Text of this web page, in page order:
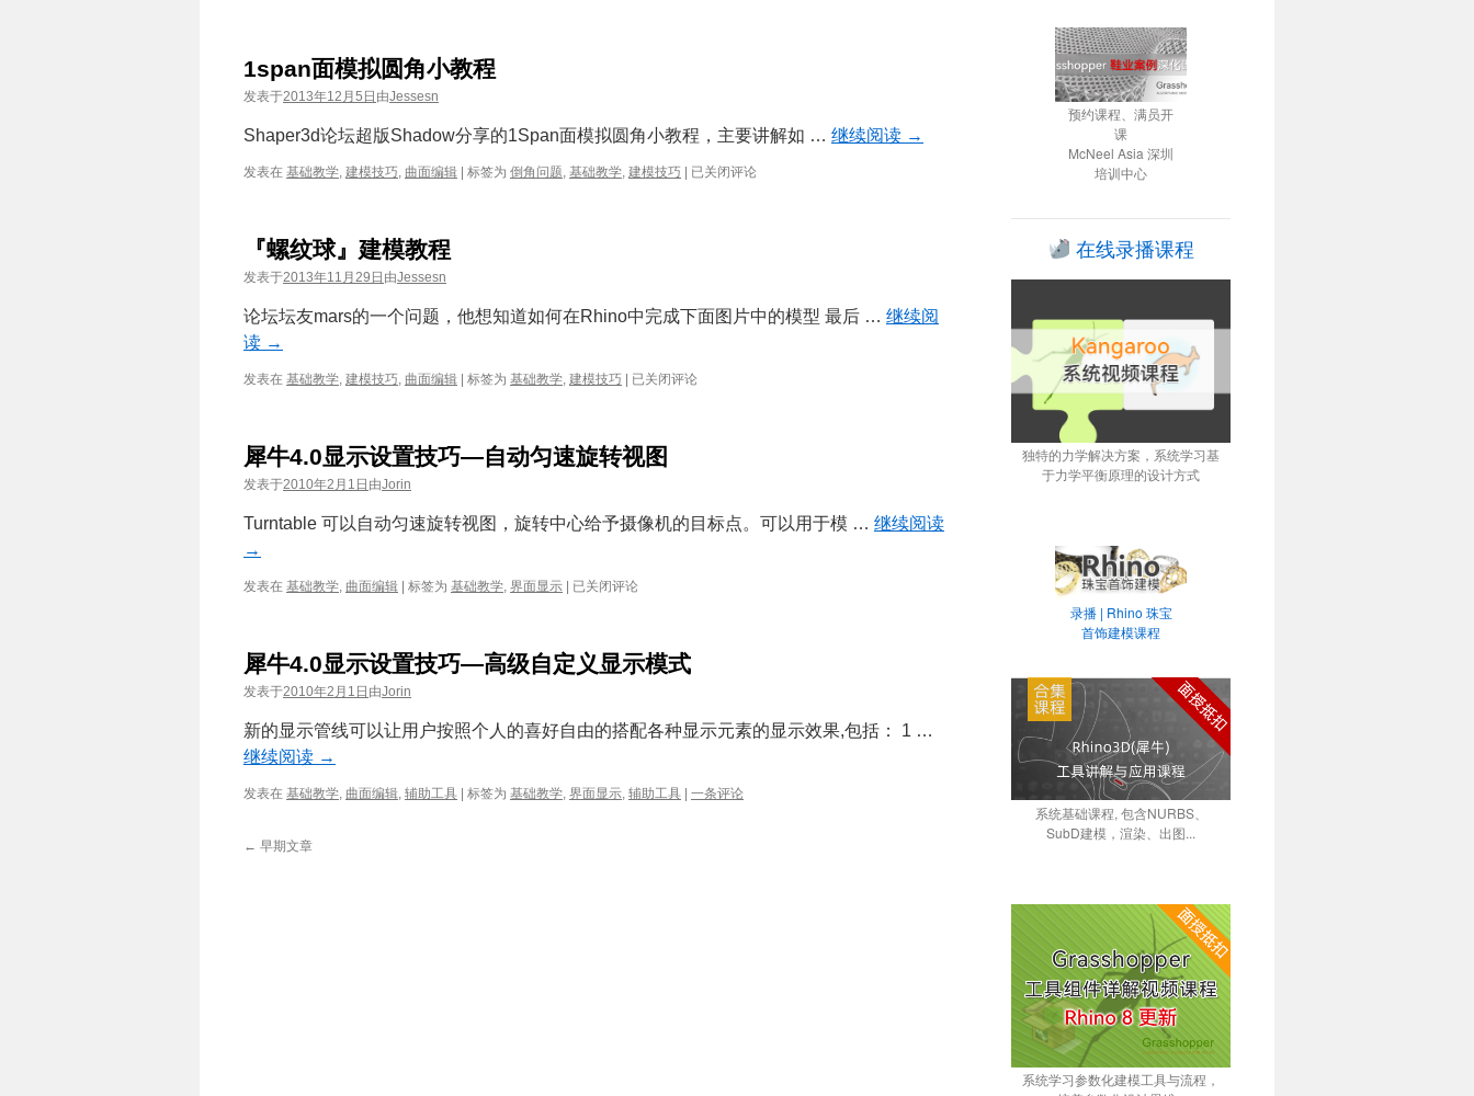
1span面模拟圆角小教程
发表于2013年12月5日 由Jessesn
Shaper3d论坛超版Shadow分享的1Span面模拟圆角小教程，主要讲解如 … 继续阅读 →
发表在 基础教学, 建模技巧, 曲面编辑 标签为 倒角问题, 基础教学, 建模技巧
1span
教
程
已关闭评论
『螺纹球』建模教程
发表于2013年11月29日 由Jessesn
论坛坛友mars的一个问题，他想知道如何在Rhino中完成下面图片中的模型 最后 … 继续阅
读 →
发表在 基础教学, 建模技巧, 曲面编辑 标签为 基础教学, 建模技巧
『螺
模
已关闭评论
犀牛4.0显示设置技巧—自动匀速旋转视图
发表于2010年2月1日 由Jorin
Turntable 可以自动匀速旋转视图，旋转中心给予摄像机的目标点。可以用于模 … 继续阅读
→
发表在 基础教学, 曲面编辑 标签为 基础教学, 界面显示
犀
示
技
巧
动
已关闭评论
犀牛4.0显示设置技巧—高级自定义显示模式
发表于2010年2月1日 由Jorin
新的显示管线可以让用户按照个人的喜好自由的搭配各种显示元素的显示效果,包括： 1 …
继续阅读 →
发表在 基础教学, 曲面编辑, 辅助工具 标签为 基础教学, 界面显示, 辅助工具 一条评论
← 早期文章
预约课程、满员开
课
McNeel Asia 深圳
培训中心
在线录播课程
独特的力学解决方案，系统学习基
于力学平衡原理的设计方式
录播 | Rhino 珠宝
首饰建模课程
系统基础课程, 包含NURBS、
SubD建模，渲染、出图...
系统学习参数化建模工具与流程，